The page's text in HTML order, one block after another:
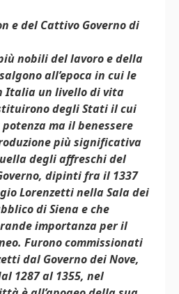
e del Cattivo Governo di
nobili del lavoro e della
all’epoca in cui le
Italia un livello di vita
degli Stati il cui
ma il benessere
più significativa
degli affreschi del
dipinti fra il 1337
Lorenzetti nella Sala dei
di Siena e che
importanza per il
Furono commissionati
dal Governo dei Nove,
1287 al 1355, nel